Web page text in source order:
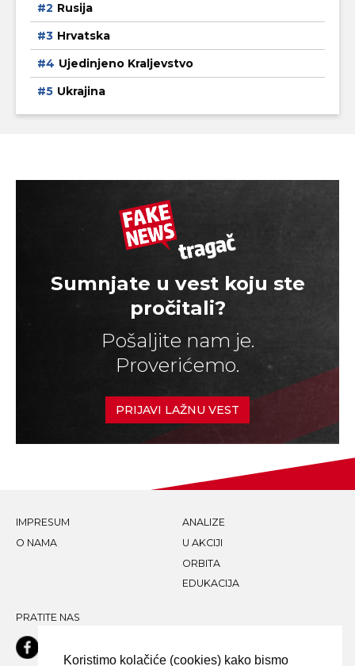
Rusija
Hrvatska
Ujedinjeno Kraljevstvo
Ukrajina
Sumnjate u vest koju ste
pročitali?
Pošaljite nam je.
Proverićemo.
PRIJAVI LAŽNU VEST
IMPRESUM
O NAMA
ANALIZE
U AKCIJI
ORBITA
EDUKACIJA
PRATITE NAS
Koristimo kolačiće (cookies) kako bismo